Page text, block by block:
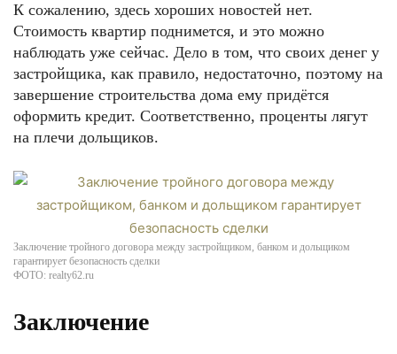
К сожалению, здесь хороших новостей нет.
Стоимость квартир поднимется, и это можно
наблюдать уже сейчас. Дело в том, что своих денег у
застройщика, как правило, недостаточно, поэтому на
завершение строительства дома ему придётся
оформить кредит. Соответственно, проценты лягут
на плечи дольщиков.
Заключение тройного договора между застройщиком, банком и дольщиком
гарантирует безопасность сделки
ФОТО: realty62.ru
Заключение